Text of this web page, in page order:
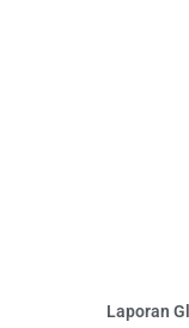
Laporan